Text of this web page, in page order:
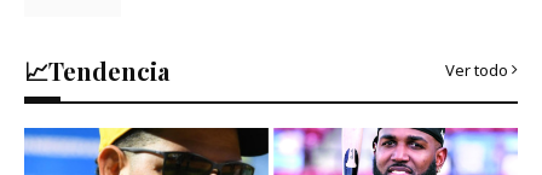
📈Tendencia Ver todo